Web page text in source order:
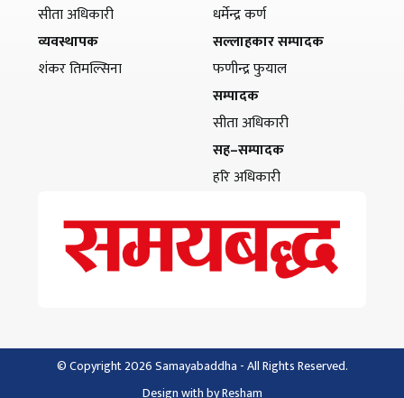
सीता अधिकारी
व्यवस्थापक
शंकर तिमल्सिना
धर्मेन्द्र कर्ण
सल्लाहकार सम्पादक
फणीन्द्र फुयाल
सम्पादक
सीता अधिकारी
सह–सम्पादक
हरि अधिकारी
© Copyright 2026 Samayabaddha - All Rights Reserved.
Design withbyResham